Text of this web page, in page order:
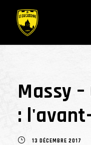
Massy
:
13 DÉCEMBRE 2017